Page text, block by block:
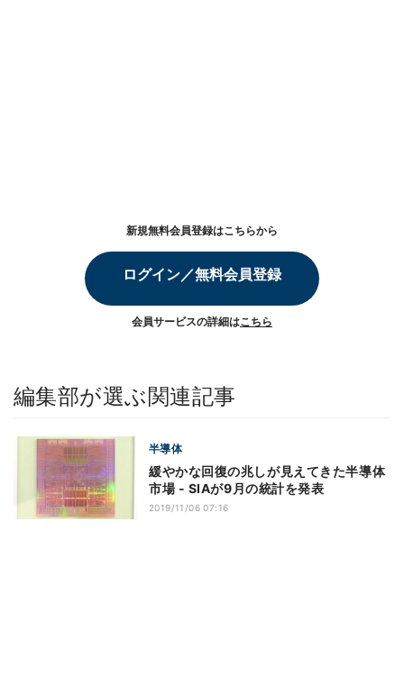
新規無料会員登録はこちらから
ログイン／無料会員登録
会員サービスの詳細はこちら
編集部が選ぶ関連記事
半導体
緩やかな回復の兆しが見えてきた半導体
市場 - SIAが9月の統計を発表
2019/11/06 07:16